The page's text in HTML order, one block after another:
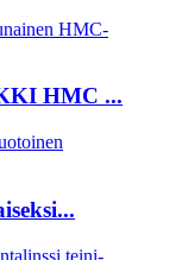
HMC ...